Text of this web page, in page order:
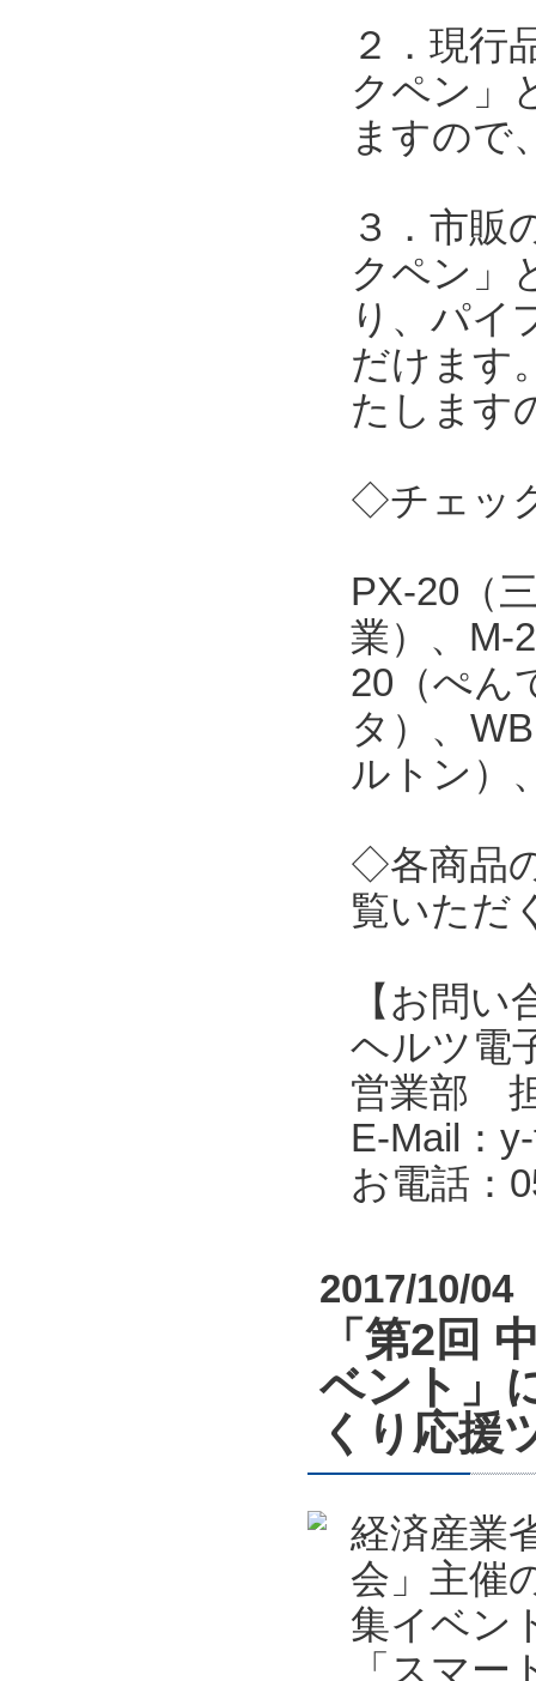
２．現行
クペン」
ますので
３．市販
クペン」
り、パイ
だけます
たします
◇チェッ
PX-20（
業）、M-
20（ぺん
タ）、
ルトン）
◇各商品
覧いただ
【お問い
ヘルツ電
営業部
E-Mail：
お電話：
2017/10/04
「第2回
ベント」
くり応援
経済産業
会」主催
集イベン
「スマ